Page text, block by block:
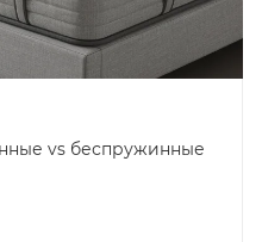
vs беспружинные